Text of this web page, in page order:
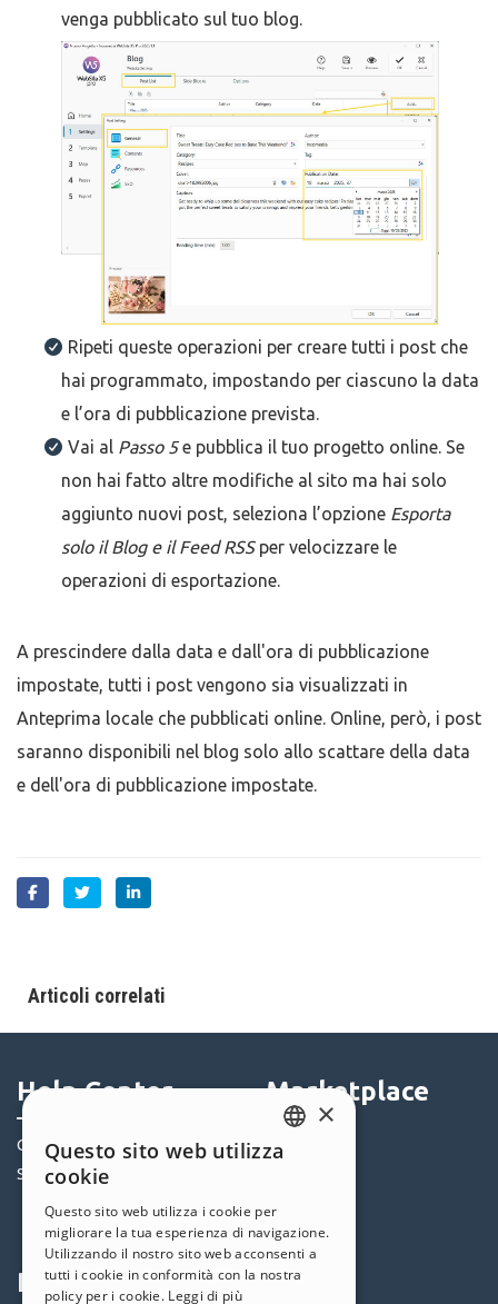
venga pubblicato sul tuo blog.
Ripeti queste operazioni per creare tutti i post che
hai programmato, impostando per ciascuno la data
e l’ora di pubblicazione prevista.
Vai al Passo 5e pubblica il tuo progetto online. Se
non hai fatto altre modifiche al sito ma hai solo
aggiunto nuovi post, seleziona l’opzione Esporta
solo il Blog e il Feed RSSper velocizzare le
operazioni di esportazione.
A prescindere dalla data e dall'ora di pubblicazione
impostate, tutti i post vengono sia visualizzati in
Anteprima locale che pubblicati online. Online, però, i post
saranno disponibili nel blog solo allo scattare della data
e dell'ora di pubblicazione impostate.
Articoli correlati
Help Center
Community
Siti Utenti
Marketplace
Templates
Offerte
Profilo Seguici
ENGLISH
GERMAN
SPANISH
×
Questo sito web utilizza
cookie
Questo sito web utilizza i cookie per
migliorare la tua esperienza di navigazione.
Utilizzando il nostro sito web acconsenti a
tutti i cookie in conformità con la nostra
policy per i cookie. Leggi di più